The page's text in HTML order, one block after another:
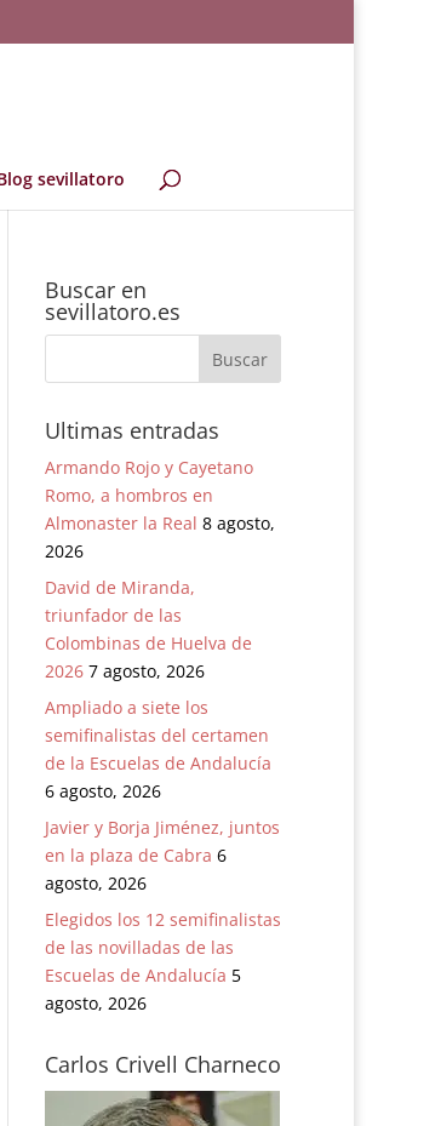
sevillatoro
Buscar en
sevillatoro.es
Ultimas entradas
Armando Rojo y Cayetano
Romo, a hombros en
Almonaster la Real 8 agosto,
2026
David de Miranda,
triunfador de las
Colombinas de Huelva de
2026 7 agosto, 2026
Ampliado a siete los
semifinalistas del certamen
de la Escuelas de Andalucía
6 agosto, 2026
Javier y Borja Jiménez, juntos
en la plaza de Cabra 6
agosto, 2026
Elegidos los 12 semifinalistas
de las novilladas de las
Escuelas de Andalucía 5
agosto, 2026
Carlos Crivell Charneco